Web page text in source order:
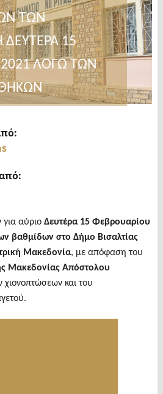
ΤΩΝ
15
ΛΟΓΩ ΤΩΝ
αύριο Δευτέρα 15 Φεβρουαρίου
βαθμίδων στο Δήμο Βισαλτίας
Μακεδονία, με απόφαση του
Μακεδονίας Απόστολου
χιονοπτώσεων και του